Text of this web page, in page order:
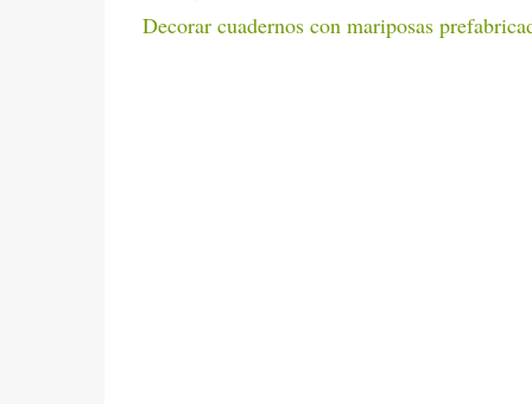
Decorar cuadernos con mariposas